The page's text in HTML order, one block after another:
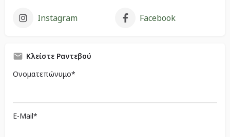
Instagram Facebook
Κλείστε Ραντεβού
Ονοματεπώνυμο*
E-Mail*